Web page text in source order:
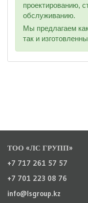
проектированию,
обслуживанию.
Мы предлагаем
так и
ТОО «ЛС ГРУПП»
+7 717 261 57 57
+7 701 223 08 76
info@lsgroup.kz